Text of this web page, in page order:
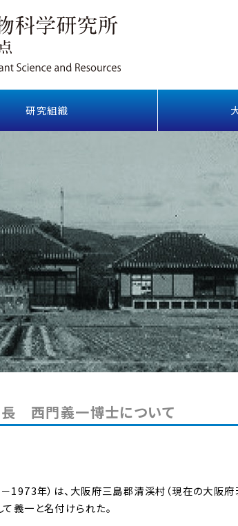
研究組織
西門義一博士について
年）は、大阪府三島郡清渓村（現在の大阪
義一と名付けられた。